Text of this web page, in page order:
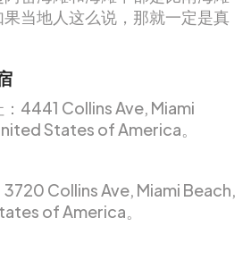
当地人这么说，那就一定是真
：4441 Collins Ave, Miami
States of America。
3720 Collins Ave, Miami Beach,
of America。